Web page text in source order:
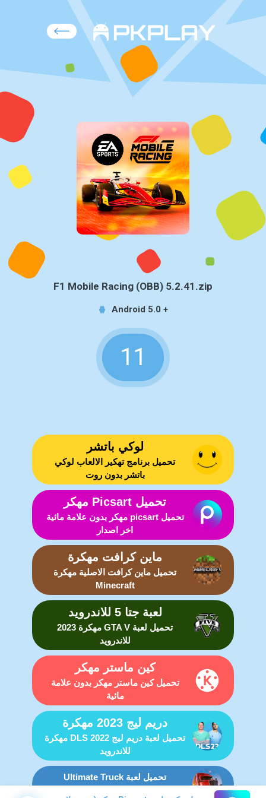
F1 Mobile Racing (OBB) 5.2.41.zip
Android 5.0 +
11
لوكي باتشر
تحميل برنامج تهكير الالعاب لوكي
باتشر بدون روت
تحميل Picsart مهكر
تحميل picsart مهكر بدون علامة مائية
اخر اصدار
ماين كرافت مهكرة
تحميل ماين كرافت الاصلية مهكرة
Minecraft
لعبة جتا 5 للاندرويد
تحميل لعبة GTA V مهكرة 2023
للاندرويد
كين ماستر مهكر
تحميل كين ماستر مهكر بدون علامة
مائية
دريم ليج 2023 مهكرة
تحميل لعبة دريم ليج DLS 2022 مهكرة
للاندرويد
تحميل لعبة Ultimate Truck